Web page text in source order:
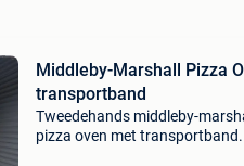
Middleby-Marshall Pizza
transportband
Tweedehands middleby-
pizza oven met